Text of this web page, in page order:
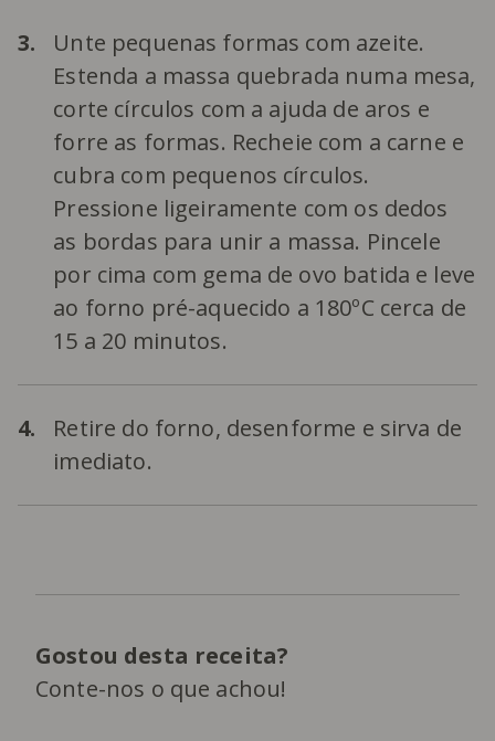
3.
Unte pequenas formas com azeite.
Estenda a massa quebrada numa mesa,
corte círculos com a ajuda de aros e
forre as formas. Recheie com a carne e
cubra com pequenos círculos.
Pressione ligeiramente com os dedos
as bordas para unir a massa. Pincele
por cima com gema de ovo batida e leve
ao forno pré-aquecido a 180ºC cerca de
15 a 20 minutos.
4.
Retire do forno, desenforme e sirva de
imediato.
Gostou desta receita?
Conte-nos o que achou!